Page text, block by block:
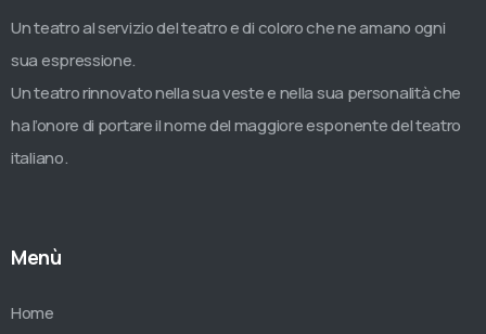
Un teatro al servizio del teatro e di coloro che ne amano ogni
sua espressione.
Un teatro rinnovato nella sua veste e nella sua personalità che
ha l’onore di portare il nome del maggiore esponente del teatro
italiano.
Menù
Home